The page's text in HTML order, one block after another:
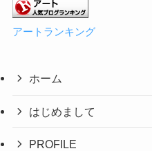
アートランキング
ホーム
はじめまして
PROFILE